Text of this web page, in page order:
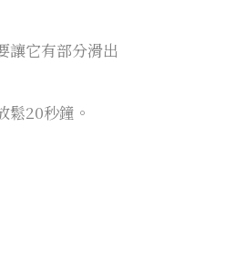
讓它有部分滑出
鬆20秒鐘。